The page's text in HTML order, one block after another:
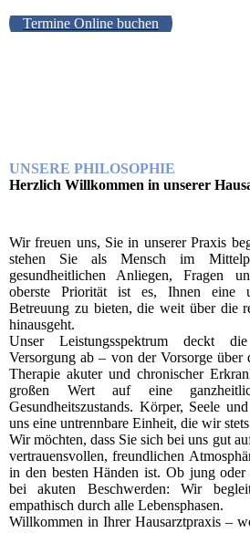
Termine Online buchen
UNSERE PHILOSOPHIE
Herzlich Willkommen in unserer
Wir freuen uns, Sie in unserer Praxis
stehen Sie als Mensch im
gesundheitlichen Anliegen, Fragen
oberste Priorität ist es, Ihnen eine
Betreuung zu bieten, die weit über die
hinausgeht.
Unser Leistungsspektrum deckt
Versorgung ab – von der Vorsorge
Therapie akuter und chronischer
großen Wert auf eine
Gesundheitszustands. Körper, Seele
uns eine untrennbare Einheit, die wir
Wir möchten, dass Sie sich bei uns gut
vertrauensvollen, freundlichen
in den besten Händen ist. Ob jung
bei akuten Beschwerden: Wir
empathisch durch alle Lebensphasen.
Willkommen in Ihrer Hausarztpraxis –